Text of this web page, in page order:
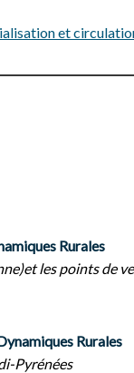
et
Rurales
les points de
Rurales
Pyrénées